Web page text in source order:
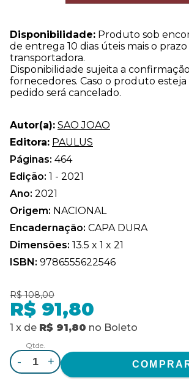
Disponibilidade: Produto sob
de entrega 10 dias úteis mais o prazo
transportadora.
Disponibilidade sujeita a
fornecedores. Caso o produto
pedido será cancelado.
Autor(a): SAO JOAO
Editora: PAULUS
Páginas: 464
Edição: 1 - 2021
Ano: 2021
Origem: NACIONAL
Encadernação: CAPA DURA
Dimensões: 13.5 x 1 x 21
ISBN: 9786555622546
R$ 108,00
R$ 91,80
1 x de R$ 91,80 no Boleto
Qtde.
- +